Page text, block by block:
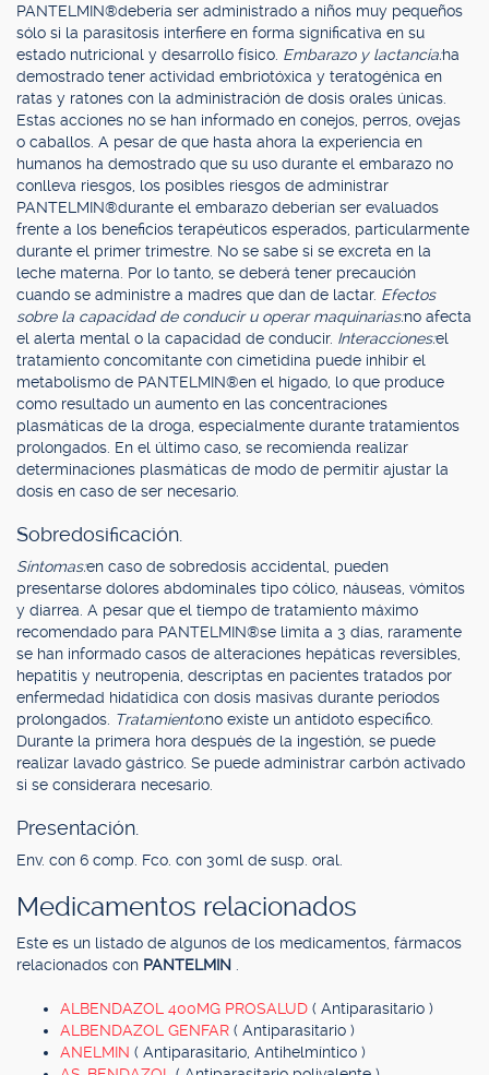
PANTELMIN®debería ser administrado a niños muy pequeños
sólo si la parasitosis interfiere en forma significativa en su
estado nutricional y desarrollo físico. Embarazo y lactancia:ha
demostrado tener actividad embriotóxica y teratogénica en
ratas y ratones con la administración de dosis orales únicas.
Estas acciones no se han informado en conejos, perros, ovejas
o caballos. A pesar de que hasta ahora la experiencia en
humanos ha demostrado que su uso durante el embarazo no
conlleva riesgos, los posibles riesgos de administrar
PANTELMIN®durante el embarazo deberían ser evaluados
frente a los beneficios terapéuticos esperados, particularmente
durante el primer trimestre. No se sabe si se excreta en la
leche materna. Por lo tanto, se deberá tener precaución
cuando se administre a madres que dan de lactar. Efectos
sobre la capacidad de conducir u operar maquinarias:no afecta
el alerta mental o la capacidad de conducir. Interacciones:el
tratamiento concomitante con cimetidina puede inhibir el
metabolismo de PANTELMIN®en el hígado, lo que produce
como resultado un aumento en las concentraciones
plasmáticas de la droga, especialmente durante tratamientos
prolongados. En el último caso, se recomienda realizar
determinaciones plasmáticas de modo de permitir ajustar la
dosis en caso de ser necesario.
Sobredosificación.
Síntomas:en caso de sobredosis accidental, pueden
presentarse dolores abdominales tipo cólico, náuseas, vómitos
y diarrea. A pesar que el tiempo de tratamiento máximo
recomendado para PANTELMIN®se limita a 3 días, raramente
se han informado casos de alteraciones hepáticas reversibles,
hepatitis y neutropenia, descriptas en pacientes tratados por
enfermedad hidatídica con dosis masivas durante períodos
prolongados. Tratamiento:no existe un antídoto específico.
Durante la primera hora después de la ingestión, se puede
realizar lavado gástrico. Se puede administrar carbón activado
si se considerara necesario.
Presentación.
Env. con 6 comp. Fco. con 30ml de susp. oral.
Medicamentos relacionados
Este es un listado de algunos de los medicamentos, fármacos
relacionados con PANTELMIN
ALBENDAZOL 400MG PROSALUD ( Antiparasitario )
ALBENDAZOL GENFAR ( Antiparasitario )
ANELMIN ( Antiparasitario, Antihelmíntico )